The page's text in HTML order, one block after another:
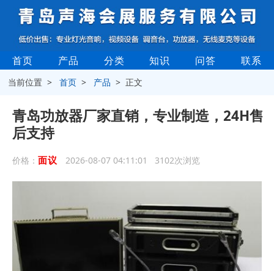
首页 产品 分类 知识 问答 联系
当前位置 >首页 > 产品 > 正文
青岛功放器厂家直销，专业制造，24H售
后支持
价格： 面议 2026-08-07 04:11:01 3102次浏览